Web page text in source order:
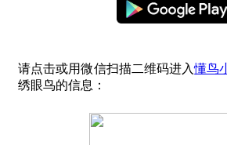
请点击或用微信扫描二维码进入懂鸟
绣眼鸟的信息：